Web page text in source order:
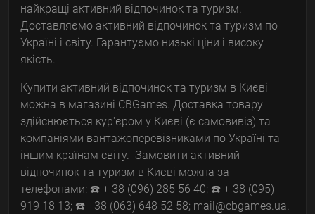
найкращі активний відпочинок та туризм.
Доставляємо активний відпочинок та туризм по
Україні і світу. Гарантуємо низькі ціни і високу
якість.
Купити активний відпочинок та туризм в Києві
можна в магазині CBGames. Доставка товару
здійснюється кур'єром у Києві (є самовивіз) та
компаніями вантажоперевізниками по Україні та
іншим країнам світу. Замовити активний
відпочинок та туризм в Києві можна за
телефонами: ☎️ + 38 (096) 285 56 40; ☎️ + 38 (095)
919 18 13; ☎️ +38 (063) 648 52 58; mail@cbgames.ua.